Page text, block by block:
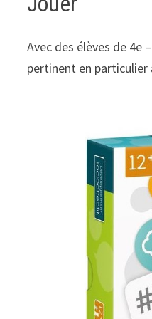
Avec des élèves de 4e
pertinent en particulier